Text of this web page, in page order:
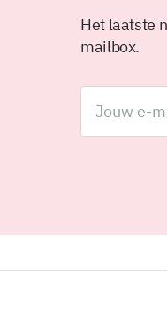
Het laatste
mailbox.